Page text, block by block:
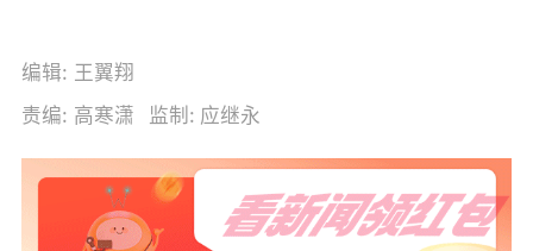
编辑: 王翼翔
责编: 高寒潇 监制: 应继永